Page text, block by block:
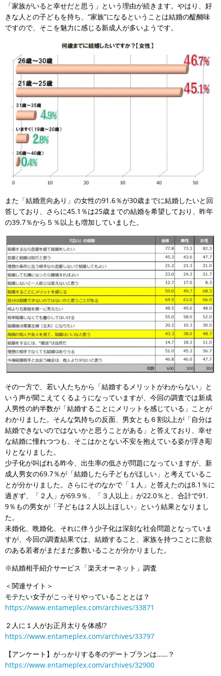
「家族がいると幸せだと思う」という理由が続きます。やはり、好
きな人との子どもを持ち、“家族”になるということは結婚の醍醐味
ですので、そこを魅力に感じる新成人が多いようです。
また「結婚意向あり」の女性の91.6％が30歳までに結婚したいと回
答しており、さらに45.1％は25歳までの結婚を希望しており、昨年
の39.7％から５％以上も増加していました。
その一方で、若い人たちから「結婚するメリットがわからない」と
いう声が聞こえてくるようになっていますが、今回の調査では新成
人男性の約半数が「結婚することにメリットを感じている」ことが
わかりました。そんな気持ちの反面、男女とも６割以上が「自分は
結婚できないのではないかと思うことがある」と答えており、幸せ
な結婚に憧れつつも、そこはかとない不安を抱えている姿が浮き彫
りとなりました。
少子化が叫ばれる昨今、出生率の低さが問題になっていますが、新
成人男女の69.7％が「結婚したら子どもがほしい」と考えているこ
とが分かりました。さらにそのなかで「１人」と答えたのは8.1％に
過ぎず、「２人」が69.9％、「３人以上」が22.0％と、合計で91.
9％もの男女が「子どもは２人以上ほしい」という結果となりまし
た。
未婚化、晩婚化、それに伴う少子化は深刻な社会問題となっていま
すが、今回の調査結果では、結婚すること、家族を持つことに意欲
のある若者がまだまだ多数いることが分かりました。
※結婚相手紹介サービス「楽天オーネット」調査
＜関連サイト＞
モテたい女子がこっそりやっていることとは？
https://www.entameplex.com/archives/33871
２人に１人がお正月太りを体感!?
https://www.entameplex.com/archives/33797
【アンケート】がっかりする冬のデートプランは……？
https://www.entameplex.com/archives/32900